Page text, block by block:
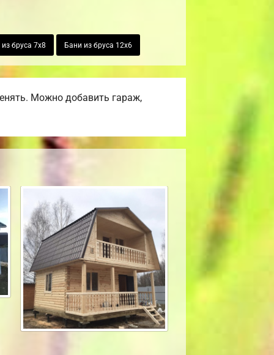
бруса 7х8 Бани из бруса 12х6
Можно добавить гараж,